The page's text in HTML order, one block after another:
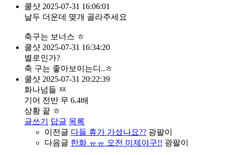
쿨샷 2025-07-31 16:06:01
날두 더운데 몆개 골라주세요
축구는 보너스 ㅎ
쿨샷 2025-07-31 16:34:20
별로인가?
축 구는 좋아보이는디..ㅎ
쿨샷 2025-07-31 20:22:39
화나넘들 ㅉ
기어 전반 무 6.4배
상황 끝 ㅎ
글쓰기
답글 목록
이전글 다들 휴가 가셨나요?? 광팔이
다음글 한화 ㅠㅠ 오전 미제야구!! 광팔이